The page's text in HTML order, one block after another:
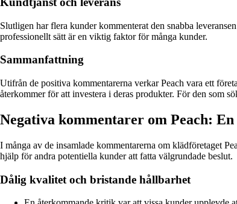
Slutligen har flera kunder kommenterat den snabba
professionellt sätt är en viktig faktor för många kunder.
Sammanfattning
Utifrån de positiva kommentarerna verkar Peach vara ett
återkommer för att investera i deras produkter. För den som
Negativa kommentarer om Peach:
I många av de insamlade kommentarerna om klädföretaget
hjälp för andra potentiella kunder att fatta välgrundade beslut.
Dålig kvalitet och bristande hållbarhet